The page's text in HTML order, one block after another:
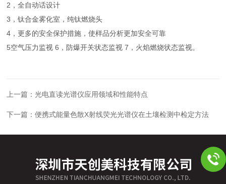
2，全自动话设计
3，钛合金雾化室，纯钛燃烧头
4，更多的安全保护措施，使样品分析更加安全可靠
5空气压力监视 6，防爆开关状态监视 7，火焰燃烧状态监视。
上一篇：光电直读光谱仪应用领域和性能特点
下一篇：便携式能量色散X射线荧光光谱仪在土壤检测中检定方法